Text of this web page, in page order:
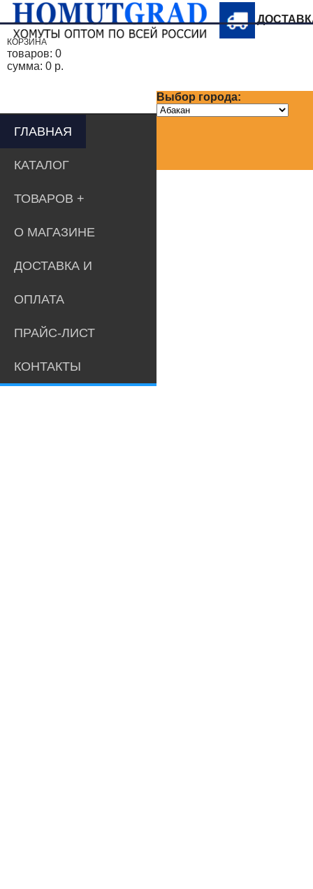
Выбор города:
КОРЗИНА
товаров: 0
сумма: 0 р.
ГЛАВНАЯ
КАТАЛОГ
ТОВАРОВ
О МАГАЗИНЕ
ДОСТАВКА И
ОПЛАТА
ПРАЙС-ЛИСТ
КОНТАКТЫ